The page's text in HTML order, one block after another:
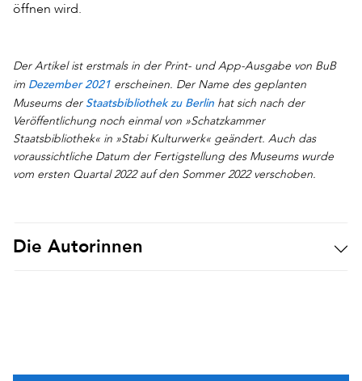
öffnen wird.
Der Artikel ist erstmals in der Print- und App-Ausgabe von BuB
im Dezember 2021 erscheinen. Der Name des geplanten
Museums der Staatsbibliothek zu Berlin hat sich nach der
Veröffentlichung noch einmal von »Schatzkammer
Staatsbibliothek« in »Stabi Kulturwerk« geändert. Auch das
voraussichtliche Datum der Fertigstellung des Museums wurde
vom ersten Quartal 2022 auf den Sommer 2022 verschoben.
Die Autorinnen